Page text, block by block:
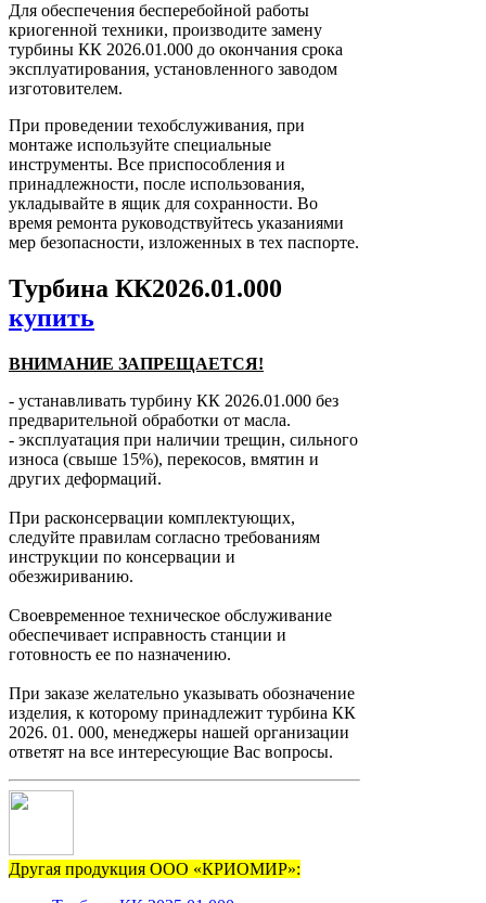
Для обеспечения бесперебойной работы
криогенной техники, производите замену
турбины КК 2026.01.000 до окончания срока
эксплуатирования, установленного заводом
изготовителем.
При проведении техобслуживания, при
монтаже используйте специальные
инструменты. Все приспособления и
принадлежности, после использования,
укладывайте в ящик для сохранности. Во
время ремонта руководствуйтесь указаниями
мер безопасности, изложенных в тех паспорте.
Турбина КК2026.01.000
купить
ВНИМАНИЕ ЗАПРЕЩАЕТСЯ!
- устанавливать турбину КК 2026.01.000 без
предварительной обработки от масла.
- эксплуатация при наличии трещин, сильного
износа (свыше 15%), перекосов, вмятин и
других деформаций.
При расконсервации комплектующих,
следуйте правилам согласно требованиям
инструкции по консервации и
обезжириванию.
Своевременное техническое обслуживание
обеспечивает исправность станции и
готовность ее по назначению.
При заказе желательно указывать обозначение
изделия, к которому принадлежит турбина КК
2026. 01. 000, менеджеры нашей организации
ответят на все интересующие Вас вопросы.
Другая продукция ООО «КРИОМИР»: